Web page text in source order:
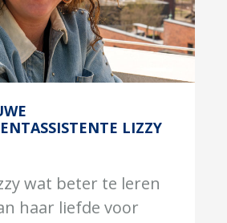
LIZZY
wat beter te leren
haar liefde voor